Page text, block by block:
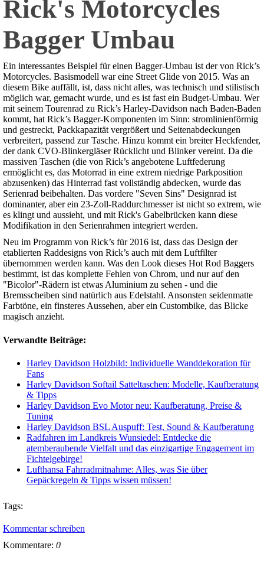
Rick's Motorcycles
Bagger Umbau
Ein interessantes Beispiel für einen Bagger-Umbau ist der von Rick’s
Motorcycles. Basismodell war eine Street Glide von 2015. Was an
diesem Bike auffällt, ist, dass nicht alles, was technisch und stilistisch
möglich war, gemacht wurde, und es ist fast ein Budget-Umbau. Wer
mit seinem Tourenrad zu Rick’s Harley-Davidson nach Baden-Baden
kommt, hat Rick’s Bagger-Komponenten im Sinn: stromlinienförmig
und gestreckt, Packkapazität vergrößert und Seitenabdeckungen
verbreitert, passend zur Tasche. Hinzu kommt ein breiter Heckfender,
der dank CVO-Blinkergläser Rücklicht und Blinker vereint. Da die
massiven Taschen (die von Rick’s angebotene Luftfederung
ermöglicht es, das Motorrad in eine extrem niedrige Parkposition
abzusenken) das Hinterrad fast vollständig abdecken, wurde das
Serienrad beibehalten. Das vordere "Seven Sins" Designrad ist
dominanter, aber ein 23-Zoll-Raddurchmesser ist nicht so extrem, wie
es klingt und aussieht, und mit Rick's Gabelbrücken kann diese
Modifikation in den Serienrahmen integriert werden.
Neu im Programm von Rick’s für 2016 ist, dass das Design der
etablierten Raddesigns von Rick’s auch mit dem Luftfilter
übernommen werden kann. Was den Look dieses Hot Rod Baggers
bestimmt, ist das komplette Fehlen von Chrom, und nur auf den
"Bicolor"-Rädern ist etwas Aluminium zu sehen - und die
Bremsscheiben sind natürlich aus Edelstahl. Ansonsten seidenmatte
Farbtöne, ein finsteres Aussehen, aber ein Custombike, das Blicke
magisch anzieht.
Verwandte Beiträge:
Harley Davidson Holzbild: Individuelle Wanddekoration für
Fans
Harley Davidson Softail Satteltaschen: Modelle, Kaufberatung
& Tipps
Harley Davidson Evo Motor neu: Kaufberatung, Preise &
Tuning
Harley Davidson BSL Auspuff: Test, Sound & Kaufberatung
Radfahren im Landkreis Wunsiedel: Entdecke die
atemberaubende Vielfalt und das einzigartige Engagement im
Fichtelgebirge!
Lufthansa Fahrradmitnahme: Alles, was Sie über
Gepäckregeln & Tipps wissen müssen!
Tags:
Kommentar schreiben
Kommentare: 0